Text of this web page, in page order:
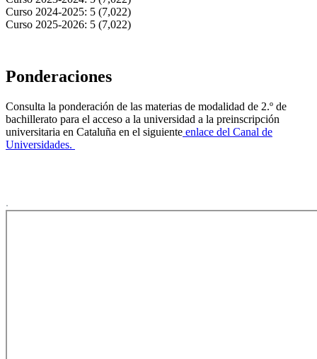
Curso 2024-2025: 5 (7,022)
Curso 2025-2026: 5 (7,022)
Ponderaciones
Consulta la ponderación de las materias de modalidad de 2.º de
bachillerato para el acceso a la universidad a la preinscripción
universitaria en Cataluña en el siguiente enlace del Canal de
Universidades.